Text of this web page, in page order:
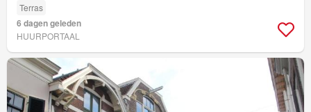
Terras
6 dagen geleden
HUURPORTAAL